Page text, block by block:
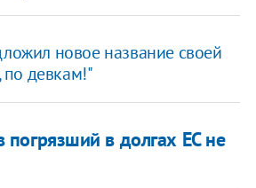
новое название своей
по девкам!"
погрязший в долгах ЕС не